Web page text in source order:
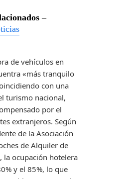
–
de vehículos en
«más tranquilo
con una
turismo nacional,
por el
extranjeros. Según
de la Asociación
de Alquiler de
la ocupación hotelera
y el 85%, lo que